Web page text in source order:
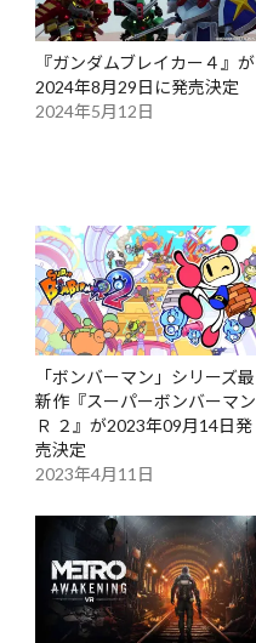
『ガンダムブレイカー４』が
2024年8月29日に発売決定
2024年5月12日
「ボンバーマン」シリーズ最
新作『スーパーボンバーマン
Ｒ ２』が2023年09月14日発
売決定
2023年4月11日